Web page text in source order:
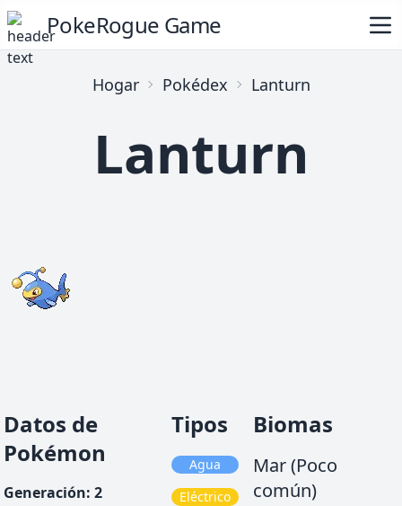
PokeRogue Game
Hogar Pokédex Lanturn
Lanturn
Datos de
Pokémon
Generación: 2
Tipos
Agua
Eléctrico
Biomas
Mar (Poco
común)